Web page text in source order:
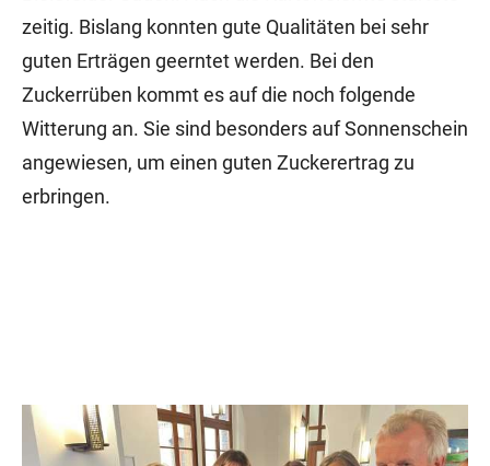
zeitig. Bislang konnten gute Qualitäten bei sehr
guten Erträgen geerntet werden. Bei den
Zuckerrüben kommt es auf die noch folgende
Witterung an. Sie sind besonders auf Sonnenschein
angewiesen, um einen guten Zuckerertrag zu
erbringen.